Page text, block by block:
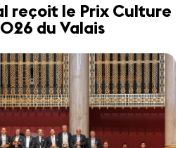
reçoit le Prix Culture
du Valais